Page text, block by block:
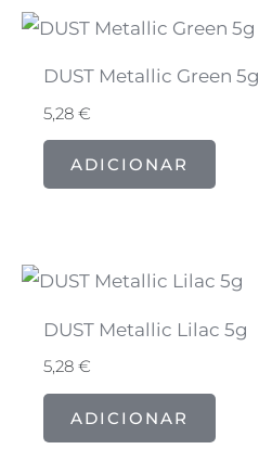
DUST Metallic Green 5g
5,28€
ADICIONAR
DUST Metallic Lilac 5g
5,28€
ADICIONAR